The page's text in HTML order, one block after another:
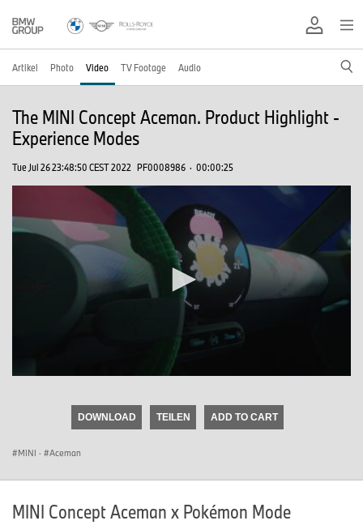
Artikel Photo Video TV Footage Audio
The MINI Concept Aceman. Product Highlight -
Experience Modes
Tue Jul 26 23:48:50 CEST 2022 PF0008986 · 00:00:25
DOWNLOAD TEILEN ADD TO CART
MINI · Aceman
MINI Concept Aceman x Pokémon Mode